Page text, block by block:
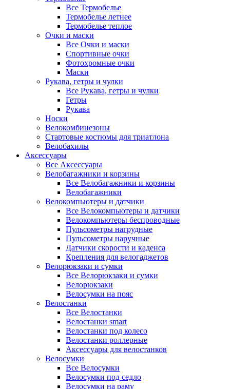
Все Термобелье
Термобелье летнее
Термобелье теплое
Очки и маски
Все Очки и маски
Спортивные очки
Фотохромные очки
Маски
Рукава, гетры и чулки
Все Рукава, гетры и чулки
Гетры
Рукава
Носки
Велокомбинезоны
Стартовые костюмы для триатлона
Велобахилы
Аксессуары
Все Аксессуары
Велобагажники и корзины
Все Велобагажники и корзины
Велобагажники
Велокомпьютеры и датчики
Все Велокомпьютеры и датчики
Велокомпьютеры беспроводные
Пульсометры нагрудные
Пульсометры наручные
Датчики скорости и каденса
Крепления для велогаджетов
Велорюкзаки и сумки
Все Велорюкзаки и сумки
Велорюкзаки
Велосумки на пояс
Велостанки
Все Велостанки
Велостанки smart
Велостанки под колесо
Велостанки роллерные
Аксессуары для велостанков
Велосумки
Все Велосумки
Велосумки под седло
Велосумки на раму